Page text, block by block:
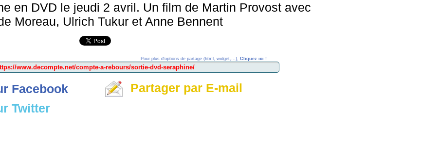
en DVD le jeudi 2 avril. Un film de Martin Provost avec
Moreau, Ulrich Tukur et Anne Bennent
Pour plus d'options de partage (html, widget,...), Cliquez ici !
Facebook
Twitter
Partager par E-mail